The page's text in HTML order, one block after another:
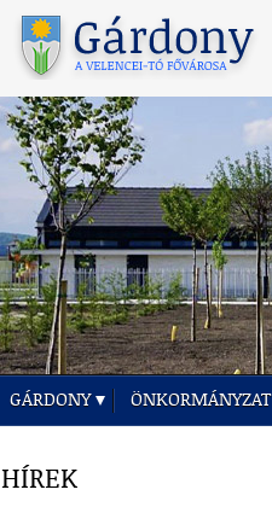
GÁRDONY ÖNKORMÁNYZAT
HÍREK